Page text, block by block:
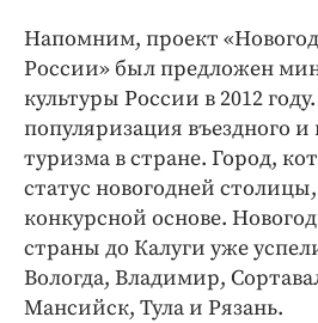
Напомним, проект
России» был предложен
культуры России в 2012
популяризация въездного и
туризма в стране. Город,
статус новогодней
конкурсной основе.
страны до Калуги уже
Вологда, Владимир,
Мансийск, Тула и Рязань.